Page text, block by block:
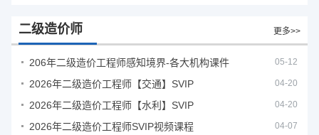
二级造价师 更多>>
206年二级造价工程师感知境界-各大机构课件 05-12
2026年二级造价工程师【交通】SVIP 04-20
2026年二级造价工程师【水利】SVIP 04-20
2026年二级造价工程师SVIP视频课程 04-07